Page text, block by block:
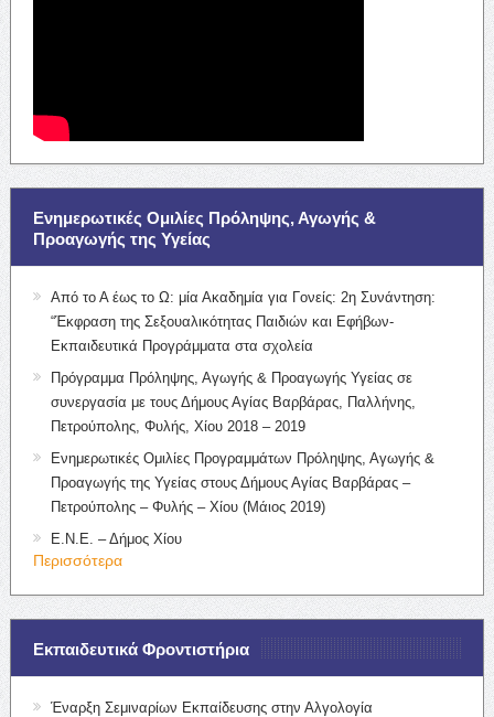
Ενημερωτικές Ομιλίες Πρόληψης, Αγωγής &
Προαγωγής της Υγείας
Από το Α έως το Ω: μία Ακαδημία για Γονείς: 2η Συνάντηση:
“Έκφραση της Σεξουαλικότητας Παιδιών και Εφήβων-
Εκπαιδευτικά Προγράμματα στα σχολεία
Πρόγραμμα Πρόληψης, Αγωγής & Προαγωγής Υγείας σε
συνεργασία με τους Δήμους Αγίας Βαρβάρας, Παλλήνης,
Πετρούπολης, Φυλής, Χίου 2018 – 2019
Ενημερωτικές Ομιλίες Προγραμμάτων Πρόληψης, Αγωγής &
Προαγωγής της Υγείας στους Δήμους Αγίας Βαρβάρας –
Πετρούπολης – Φυλής – Χίου (Μάιος 2019)
Ε.Ν.Ε. – Δήμος Χίου
Περισσότερα
Εκπαιδευτικά Φροντιστήρια
Έναρξη Σεμιναρίων Εκπαίδευσης στην Αλγολογία